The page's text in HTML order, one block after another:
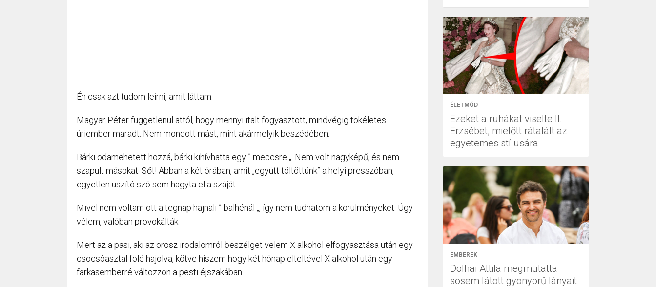
Én csak azt tudom leírni, amit láttam.
Magyar Péter függetlenül attól, hogy mennyi italt fogyasztott, mindvégig tökéletes
úriember maradt. Nem mondott mást, mint akármelyik beszédében.
Bárki odamehetett hozzá, bárki kihívhatta egy ” meccsre „. Nem volt nagyképű, és nem
szapult másokat. Sőt! Abban a két órában, amit „együtt töltöttünk” a helyi presszóban,
egyetlen uszító szó sem hagyta el a száját.
Mivel nem voltam ott a tegnap hajnali ” balhénál „, így nem tudhatom a körülményeket. Úgy
vélem, valóban provokálták.
Mert az a pasi, aki az orosz irodalomról beszélget velem X alkohol elfogyasztása után egy
csocsóasztal fölé hajolva, kötve hiszem hogy két hónap elteltével X alkohol után egy
farkasemberré változzon a pesti éjszakában.
ÉLETMÓD
Ezeket a ruhákat viselte II.
Erzsébet, mielőtt rátalált az
egyetemes stílusára
EMBEREK
Dolhai Attila megmutatta
sosem látott gyönyörű lányait